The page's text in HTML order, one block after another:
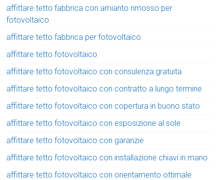
affittare tetto fabbrica con amianto rimosso per
fotovoltaico
affittare tetto fabbrica per fotovoltaico
affittare tetto fotovoltaico
affittare tetto fotovoltaico con consulenza gratuita
affittare tetto fotovoltaico con contratto a lungo termine
affittare tetto fotovoltaico con copertura in buono stato
affittare tetto fotovoltaico con esposizione al sole
affittare tetto fotovoltaico con garanzie
affittare tetto fotovoltaico con installazione chiavi in mano
affittare tetto fotovoltaico con orientamento ottimale